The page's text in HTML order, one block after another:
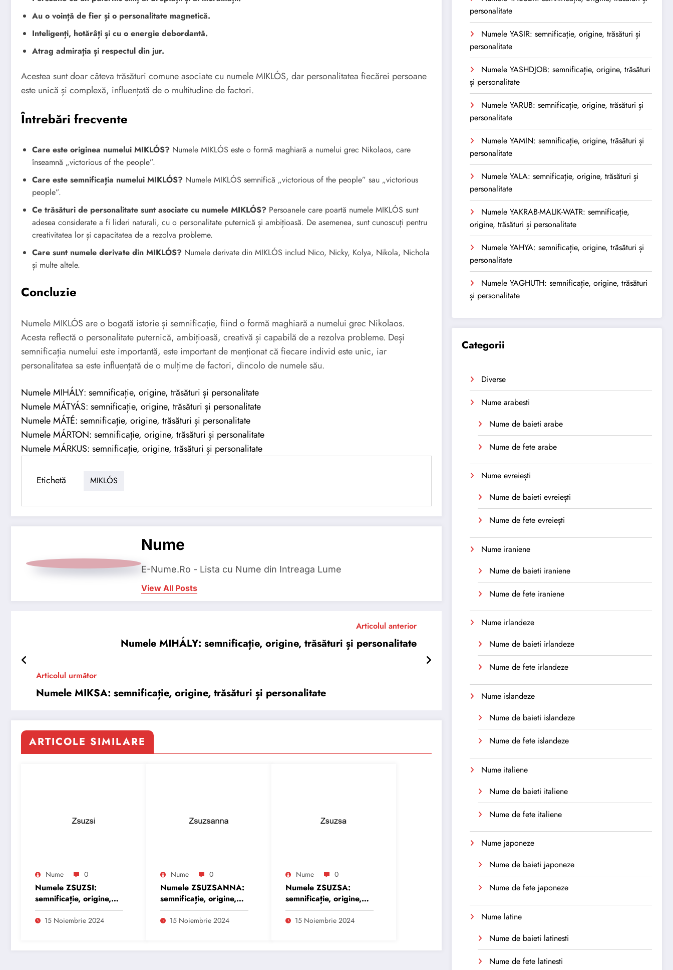
Au o voință de fier și o personalitate magnetică.
Inteligenți, hotărâți și cu o energie debordantă.
Atrag admirația și respectul din jur.
Acestea sunt doar câteva trăsături comune asociate cu numele MIKLÓS, dar personalitatea fiecărei persoane
este unică și complexă, influențată de o multitudine de factori.
Întrebări frecvente
Care este originea numelui MIKLÓS? Numele MIKLÓS este o formă maghiară a numelui grec Nikolaos, care
înseamnă „victorious of the people”.
Care este semnificația numelui MIKLÓS? Numele MIKLÓS semnifică „victorious of the people” sau „victorious
people”.
Ce trăsături de personalitate sunt asociate cu numele MIKLÓS? Persoanele care poartă numele MIKLÓS sunt
adesea considerate a fi lideri naturali, cu o personalitate puternică și ambițioasă. De asemenea, sunt cunoscuți pentru
creativitatea lor și capacitatea de a rezolva probleme.
Care sunt numele derivate din MIKLÓS? Numele derivate din MIKLÓS includ Nico, Nicky, Kolya, Nikola, Nichola
și multe altele.
Concluzie
Numele MIKLÓS are o bogată istorie și semnificație, fiind o formă maghiară a numelui grec Nikolaos.
Acesta reflectă o personalitate puternică, ambițioasă, creativă și capabilă de a rezolva probleme. Deși
semnificația numelui este importantă, este important de menționat că fiecare individ este unic, iar
personalitatea sa este influențată de o mulțime de factori, dincolo de numele său.
Numele MIHÁLY: semnificație, origine, trăsături și personalitate
Numele MÁTYÁS: semnificație, origine, trăsături și personalitate
Numele MÁTÉ: semnificație, origine, trăsături și personalitate
Numele MÁRTON: semnificație, origine, trăsături și personalitate
Numele MÁRKUS: semnificație, origine, trăsături și personalitate
Etichetă MIKLÓS
Nume
E-Nume.Ro - Lista cu Nume din Intreaga Lume
View All Posts
Articolul anterior
Numele MIHÁLY: semnificație, origine, trăsături și personalitate
Articolul următor
Numele MIKSA: semnificație, origine, trăsături și personalitate
ARTICOLE SIMILARE
Nume 0
Numele ZSUZSI:
semnificație, origine,
trăsături și
personalitate
15 Noiembrie 2024
Nume 0
Numele ZSUZSANNA:
semnificație, origine,
trăsături și
personalitate
15 Noiembrie 2024
Nume 0
Numele ZSUZSA:
semnificație, origine,
trăsături și
personalitate
15 Noiembrie 2024
personalitate
Numele YASIR: semnificație, origine, trăsături și
personalitate
Numele YASHDJOB: semnificație, origine, trăsături
și personalitate
Numele YARUB: semnificație, origine, trăsături și
personalitate
Numele YAMIN: semnificație, origine, trăsături și
personalitate
Numele YALA: semnificație, origine, trăsături și
personalitate
Numele YAKRAB-MALIK-WATR: semnificație,
origine, trăsături și personalitate
Numele YAHYA: semnificație, origine, trăsături și
personalitate
Numele YAGHUTH: semnificație, origine, trăsături
și personalitate
Categorii
Diverse
Nume arabesti
Nume de baieti arabe
Nume de fete arabe
Nume evreiești
Nume de baieti evreiești
Nume de fete evreiești
Nume iraniene
Nume de baieti iraniene
Nume de fete iraniene
Nume irlandeze
Nume de baieti irlandeze
Nume de fete irlandeze
Nume islandeze
Nume de baieti islandeze
Nume de fete islandeze
Nume italiene
Nume de baieti italiene
Nume de fete italiene
Nume japoneze
Nume de baieti japoneze
Nume de fete japoneze
Nume latine
Nume de baieti latinesti
Nume de fete latinesti